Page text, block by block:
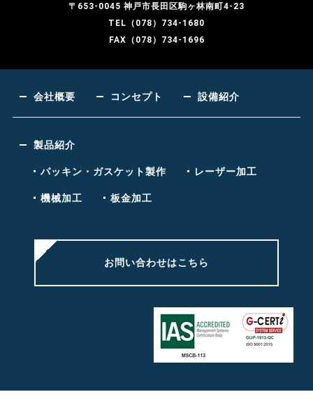
〒653-0045 神戸市長田区駒ヶ林南町4-23
TEL（078）734-1680
FAX（078）734-1696
会社概要 コンセプト 設備紹介
製品紹介
パッキン・ガスケット製作 レーザー加工
機械加工 板金加工
お問い合わせはこちら